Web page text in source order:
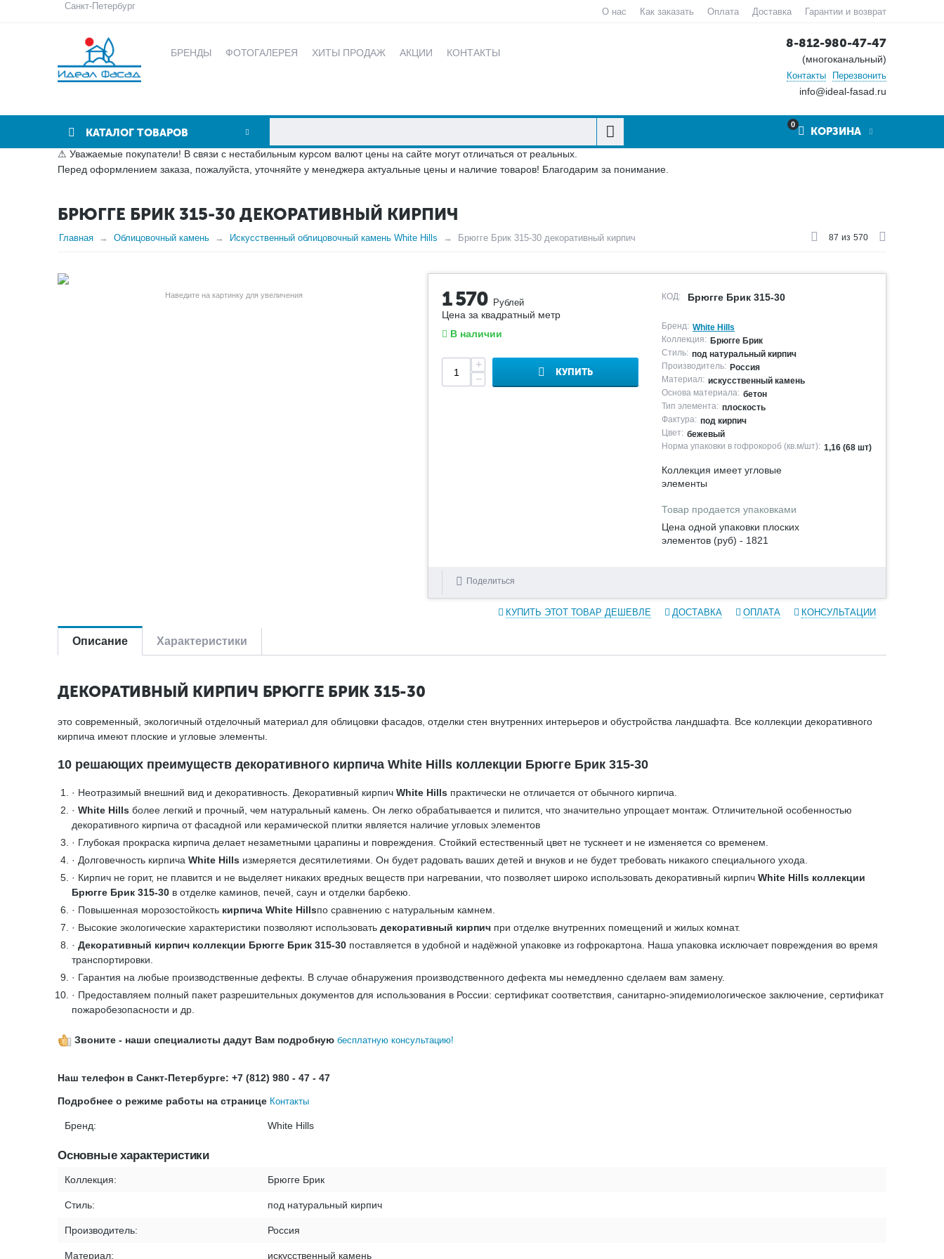
Санкт-Петербург
О нас Как заказать Оплата Доставка Гарантии и возврат
БРЕНДЫ ФОТОГАЛЕРЕЯ ХИТЫ ПРОДАЖ АКЦИИ КОНТАКТЫ
8-812-980-47-47
(многоканальный)
Контакты Перезвонить
info@ideal-fasad.ru
КАТАЛОГ ТОВАРОВ
0
КОРЗИНА
⚠ Уважаемые покупатели! В связи с нестабильным курсом валют цены на сайте могут отличаться от реальных.
Перед оформлением заказа, пожалуйста, уточняйте у менеджера актуальные цены и наличие товаров! Благодарим за понимание.
БРЮГГЕ БРИК 315-30 ДЕКОРАТИВНЫЙ КИРПИЧ
Главная Облицовочный камень Искусственный облицовочный камень White Hills Брюгге Брик 315-30 декоративный кирпич 87 из 570
Наведите на картинку для увеличения 1 570 Рублей
Цена за квадратный метр
В наличии
+
−
КУПИТЬ
КОД: Брюгге Брик 315-30
Бренд: White Hills
Коллекция: Брюгге Брик
Стиль: под натуральный кирпич
Производитель: Россия
Материал: искусственный камень
Основа материала: бетон
Тип элемента: плоскость
Фактура: под кирпич
Цвет: бежевый
Норма упаковки в гофрокороб (кв.м/шт): 1,16 (68 шт)
Коллекция имеет угловые
элементы
Товар продается упаковками
Цена одной упаковки плоских
элементов (руб) - 1821
Поделиться
КУПИТЬ ЭТОТ ТОВАР ДЕШЕВЛЕ ДОСТАВКА ОПЛАТА КОНСУЛЬТАЦИИ
Описание Характеристики
ДЕКОРАТИВНЫЙ КИРПИЧ БРЮГГЕ БРИК 315-30
это современный, экологичный отделочный материал для облицовки фасадов, отделки стен внутренних интерьеров и обустройства ландшафта. Все коллекции декоративного
кирпича имеют плоские и угловые элементы.
10 решающих преимуществ декоративного кирпича White Hills коллекции Брюгге Брик 315-30
· Неотразимый внешний вид и декоративность. Декоративный кирпич White Hills практически не отличается от обычного кирпича.
· White Hills более легкий и прочный, чем натуральный камень. Он легко обрабатывается и пилится, что значительно упрощает монтаж. Отличительной особенностью
декоративного кирпича от фасадной или керамической плитки является наличие угловых элементов
· Глубокая прокраска кирпича делает незаметными царапины и повреждения. Стойкий естественный цвет не тускнеет и не изменяется со временем.
· Долговечность кирпича White Hills измеряется десятилетиями. Он будет радовать ваших детей и внуков и не будет требовать никакого специального ухода.
· Кирпич не горит, не плавится и не выделяет никаких вредных веществ при нагревании, что позволяет широко использовать декоративный кирпич White Hills коллекции
Брюгге Брик 315-30 в отделке каминов, печей, саун и отделки барбекю.
· Повышенная морозостойкость кирпича White Hillsпо сравнению с натуральным камнем.
· Высокие экологические характеристики позволяют использовать декоративный кирпич при отделке внутренних помещений и жилых комнат.
· Декоративный кирпич коллекции Брюгге Брик 315-30 поставляется в удобной и надёжной упаковке из гофрокартона. Наша упаковка исключает повреждения во время
транспортировки.
· Гарантия на любые производственные дефекты. В случае обнаружения производственного дефекта мы немедленно сделаем вам замену.
· Предоставляем полный пакет разрешительных документов для использования в России: сертификат соответствия, санитарно-эпидемиологическое заключение, сертификат
пожаробезопасности и др.
Звоните - наши специалисты дадут Вам подробную бесплатную консультацию!
Наш телефон в Санкт-Петербурге: +7 (812) 980 - 47 - 47
Подробнее о режиме работы на странице Контакты
Бренд: White Hills
Основные характеристики
Коллекция: Брюгге Брик
Стиль: под натуральный кирпич
Производитель: Россия
Материал: искусственный камень